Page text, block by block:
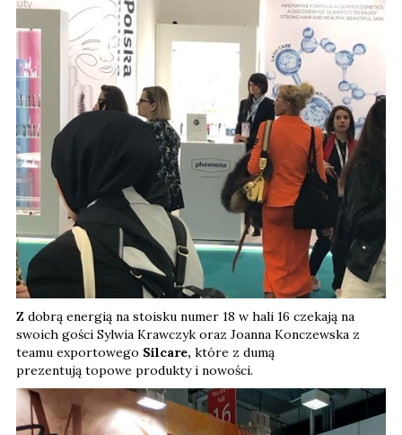
Z dobrą energią na stoisku numer 18 w hali 16 czekają na
swoich gości Sylwia Krawczyk oraz Joanna Konczewska z
teamu exportowego Silcare, które z dumą
prezentują topowe produkty i nowości.